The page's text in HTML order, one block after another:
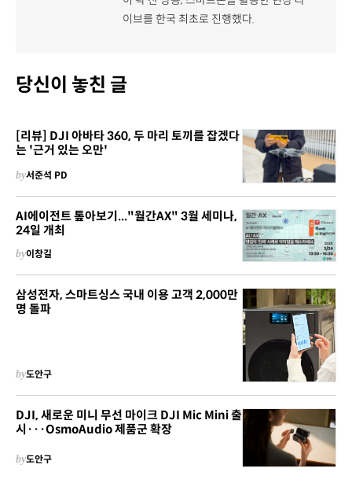
이브를 한국 최초로 진행했다.
당신이 놓친 글
[리뷰] DJI 아바타 360, 두 마리 토끼를 잡겠다
는 '근거 있는 오만'
by서준석 PD
AI에이전트 톺아보기..."월간AX" 3월 세미나,
24일 개최
by이창길
삼성전자, 스마트싱스 국내 이용 고객 2,000만
명 돌파
by도안구
DJI, 새로운 미니 무선 마이크 DJI Mic Mini 출
시···OsmoAudio 제품군 확장
by도안구